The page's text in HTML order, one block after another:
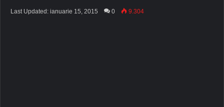
Last Updated: ianuarie 15, 2015 0 9.304